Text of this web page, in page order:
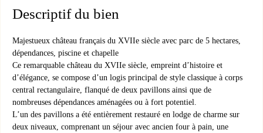
Descriptif du bien
Majestueux château français du XVIIe siècle avec parc de 5 hectares,
dépendances, piscine et chapelle
Ce remarquable château du XVIIe siècle, empreint d’histoire et
d’élégance, se compose d’un logis principal de style classique à corps
central rectangulaire, flanqué de deux pavillons ainsi que de
nombreuses dépendances aménagées ou à fort potentiel.
L’un des pavillons a été entièrement restauré en lodge de charme sur
deux niveaux, comprenant un séjour avec ancien four à pain, une